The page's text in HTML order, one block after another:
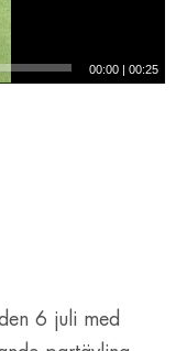
00:00 | 00:25
6 juli med